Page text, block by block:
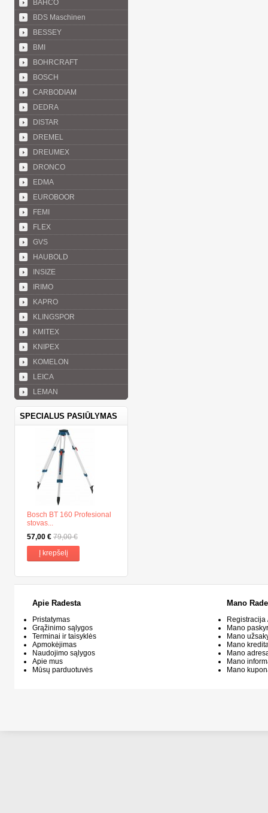
BAHCO
BDS Maschinen
BESSEY
BMI
BOHRCRAFT
BOSCH
CARBODIAM
DEDRA
DISTAR
DREMEL
DREUMEX
DRONCO
EDMA
EUROBOOR
FEMI
FLEX
GVS
HAUBOLD
INSIZE
IRIMO
KAPRO
KLINGSPOR
KMITEX
KNIPEX
KOMELON
LEICA
LEMAN
SPECIALUS PASIŪLYMAS
Bosch BT 160 Profesional
stovas...
57,00 € 79,00 €
Į krepšelį
Apie Radesta
Pristatymas
Grąžinimo sąlygos
Terminai ir taisyklės
Apmokėjimas
Naudojimo sąlygos
Apie mus
Mūsų parduotuvės
Mano
Mano
Mano
Mano
Mano
Mano
Mano